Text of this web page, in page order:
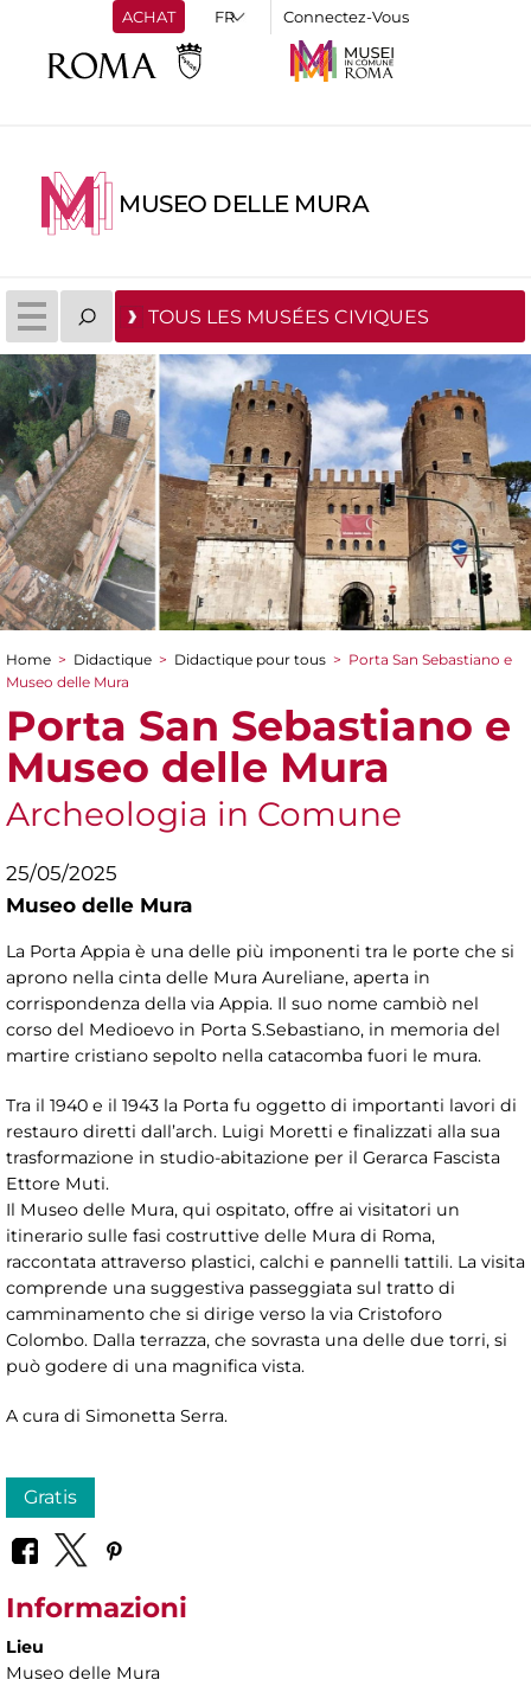
ACHAT Connectez-Vous
MUSEO DELLE MURA
TOUS LES MUSÉES CIVIQUES
You are here
Home > Didactique > Didactique pour tous > Porta San Sebastiano e
Museo delle Mura
Porta San Sebastiano e
Museo delle Mura
Archeologia in Comune
25/05/2025
Museo delle Mura
La Porta Appia è una delle più imponenti tra le porte che si
aprono nella cinta delle Mura Aureliane, aperta in
corrispondenza della via Appia. Il suo nome cambiò nel
corso del Medioevo in Porta S.Sebastiano, in memoria del
martire cristiano sepolto nella catacomba fuori le mura.
Tra il 1940 e il 1943 la Porta fu oggetto di importanti lavori di
restauro diretti dall’arch. Luigi Moretti e finalizzati alla sua
trasformazione in studio-abitazione per il Gerarca Fascista
Ettore Muti.
Il Museo delle Mura, qui ospitato, offre ai visitatori un
itinerario sulle fasi costruttive delle Mura di Roma,
raccontata attraverso plastici, calchi e pannelli tattili. La visita
comprende una suggestiva passeggiata sul tratto di
camminamento che si dirige verso la via Cristoforo
Colombo. Dalla terrazza, che sovrasta una delle due torri, si
può godere di una magnifica vista.
A cura di Simonetta Serra.
Gratis
Informazioni
Lieu
Museo delle Mura